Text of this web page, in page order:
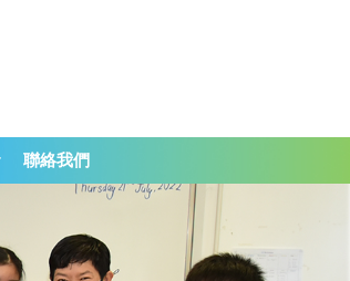
聯絡我們